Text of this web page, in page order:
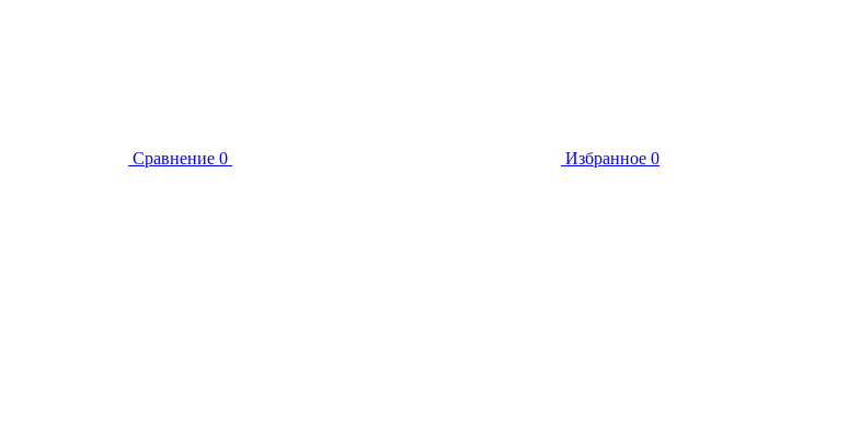
Сравнение 0 Избранное 0